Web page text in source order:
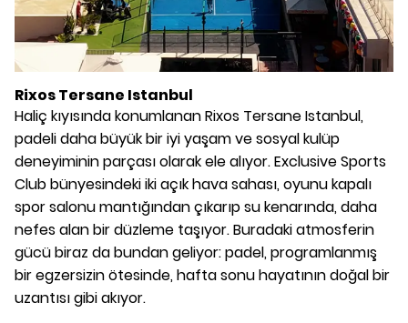
Rixos Tersane Istanbul
Haliç kıyısında konumlanan Rixos Tersane Istanbul,
padeli daha büyük bir iyi yaşam ve sosyal kulüp
deneyiminin parçası olarak ele alıyor. Exclusive Sports
Club bünyesindeki iki açık hava sahası, oyunu kapalı
spor salonu mantığından çıkarıp su kenarında, daha
nefes alan bir düzleme taşıyor. Buradaki atmosferin
gücü biraz da bundan geliyor: padel, programlanmış
bir egzersizin ötesinde, hafta sonu hayatının doğal bir
uzantısı gibi akıyor.